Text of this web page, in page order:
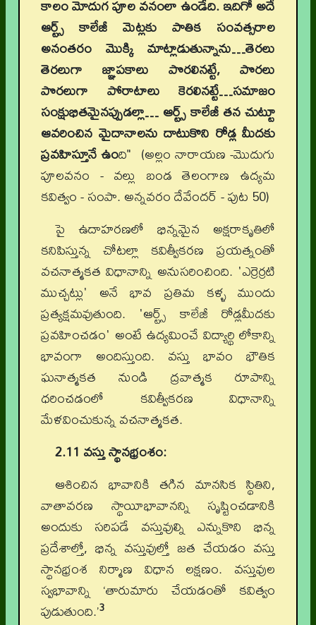
కాలం మోదుగ పూల వనంలా ఉండేది. ఇదిగో అదే
ఆర్ట్స్ కాలేజీ మెట్లకు పాతిక సంవత్సరాల
అనంతరం మొక్కి మాట్లాడుతున్నాను…తెరలు
తెరలుగా జ్ఞాపకాలు పొరలినట్టే, పొరలు
పొరలుగా పోరాటాలు కెరలినట్టే…సమాజం
సంక్షుభితమైనప్పుడల్లా… ఆర్ట్స్ కాలేజీ తన చుట్టూ
ఆవరించిన మైదానాలను దాటుకొని రోడ్ల మీదకు
ప్రవహిస్తూనే ఉంది" (అల్లం నారాయణ -మొదుగు
పూలవనం - వల్లు బండ తెలంగాణ ఉద్యమ
కవిత్వం - సంపా. అన్నవరం దేవేందర్ - పుట 50)
పై ఉదాహరణలో భిన్నమైన అక్షరాకృతిలో
కనిపిస్తున్న చోటల్లా కవిత్వీకరణ ప్రయత్నంతో
వచనాత్మకత విధానాన్ని అనుసరించింది. 'ఎర్రెర్రటి
ముచ్చట్లు' అనే భావ ప్రతిమ కళ్ళ ముందు
ప్రత్యక్షమవుతుంది. 'ఆర్ట్స్ కాలేజీ రోడ్లమీదకు
ప్రవహించడం' అంటే ఉద్యమించే విద్యార్థి లోకాన్ని
భావంగా అందిస్తుంది. వస్తు భావం భౌతిక
ఘనాత్మకత నుండి ద్రవాత్మక రూపాన్ని
ధరించడంలో కవిత్వీకరణ విధానాన్ని
మేళవించుకున్న వచనాత్మకత.
2.11 వస్తు స్థానభ్రంశం:
ఆశించిన భావానికి తగిన మానసిక స్థితిని,
వాతావరణ స్థాయీభావానన్ని సృష్టించడానికి
అందుకు సరిపడే వస్తువుల్ని ఎన్నుకొని భిన్న
ప్రదేశాల్తో, భిన్న వస్తువుల్తో జత చేయడం వస్తు
స్థానభ్రంశ నిర్మాణ విధాన లక్షణం. వస్తువుల
స్వభావాన్ని ‘తారుమారు చేయడంతో కవిత్వం
పుడుతుంది.’3